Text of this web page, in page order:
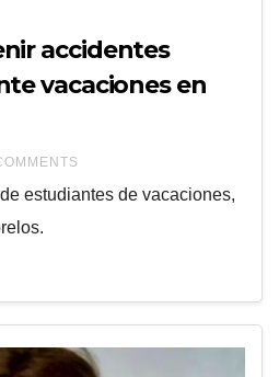
accidentes
vacaciones en
estudiantes de vacaciones,